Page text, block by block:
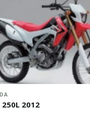
250L 2012